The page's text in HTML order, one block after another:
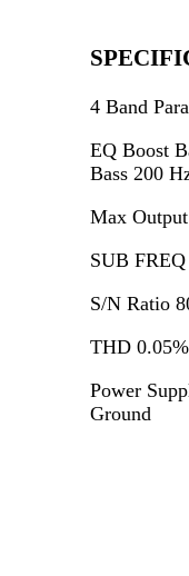
4 Band
EQ Boost
Bass 200
Max
SUB
S/N Ratio
THD 0.05%
Power
Ground